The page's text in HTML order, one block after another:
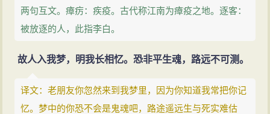
两句互文。瘴疠：疾疫。古代称江南为瘴疫之地。逐客：
被放逐的人，此指李白。
故人入我梦，明我长相忆。恐非平生魂，路远不可测。
译文：老朋友你忽然来到我梦里，因为你知道我常把你记
忆。梦中的你恐不会是鬼魂吧，路途遥远生与死实难估